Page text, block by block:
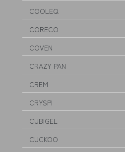
COOLEQ
CORECO
COVEN
CRAZY PAN
CREM
CRYSPI
CUBIGEL
CUCKOO